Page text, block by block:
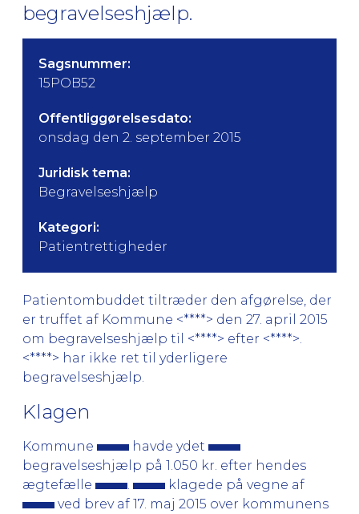
begravelseshjælp.
Sagsnummer:
15POB52
Offentliggørelsesdato:
onsdag den 2. september 2015
Juridisk tema:
Begravelseshjælp
Kategori:
Patientrettigheder
Patientombuddet tiltræder den afgørelse, der
er truffet af Kommune <****> den 27. april 2015
om begravelseshjælp til <****> efter <****>.
<****> har ikke ret til yderligere
begravelseshjælp.
Klagen
Kommune
havde ydet
begravelseshjælp på 1.050 kr. efter hendes
ægtefælle
klagede på vegne af
ved brev af 17. maj 2015 over kommunens